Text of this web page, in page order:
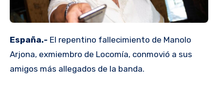
España.- El repentino fallecimiento de Manolo
Arjona, exmiembro de Locomía, conmovió a sus
amigos más allegados de la banda.